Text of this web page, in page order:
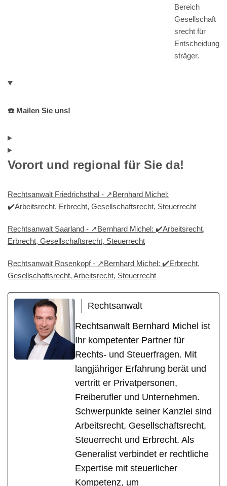
Bereich
Gesellschaft
srecht für
Entscheidung
sträger.
☎️ Mailen Sie uns!
Vorort und regional für Sie da!
Rechtsanwalt Friedrichsthal - ↗️Bernhard Michel:
✔️Arbeitsrecht, Erbrecht, Gesellschaftsrecht, Steuerrecht
Rechtsanwalt Saarland - ↗️Bernhard Michel: ✔️Arbeitsrecht,
Erbrecht, Gesellschaftsrecht, Steuerrecht
Rechtsanwalt Rosenkopf - ↗️Bernhard Michel: ✔️Erbrecht,
Gesellschaftsrecht, Arbeitsrecht, Steuerrecht
Rechtsanwalt
Rechtsanwalt Bernhard Michel ist
Ihr kompetenter Partner für
Rechts- und Steuerfragen. Mit
langjähriger Erfahrung berät und
vertritt er Privatpersonen,
Freiberufler und Unternehmen.
Schwerpunkte seiner Kanzlei sind
Arbeitsrecht, Gesellschaftsrecht,
Steuerrecht und Erbrecht. Als
Generalist verbindet er rechtliche
Expertise mit steuerlicher
Kompetenz, um